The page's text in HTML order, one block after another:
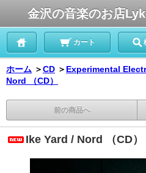
金沢の音楽のお店
カート
ホーム ＞CD ＞ Experimental
Nord （CD）
前の商品へ
Ike Yard / Nord （CD）